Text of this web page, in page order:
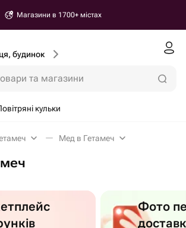
Магазини в 1700+ містах
будинок
та магазини
кульки
Мед в Гетамеч
Фото